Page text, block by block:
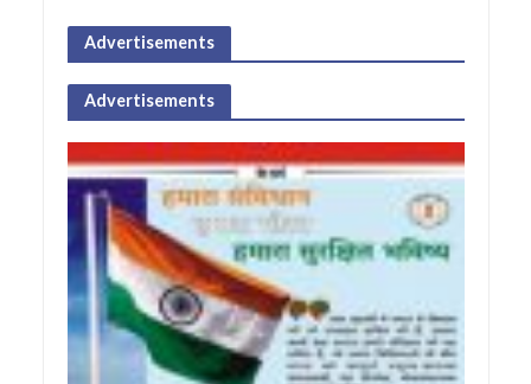
Advertisements
Advertisements